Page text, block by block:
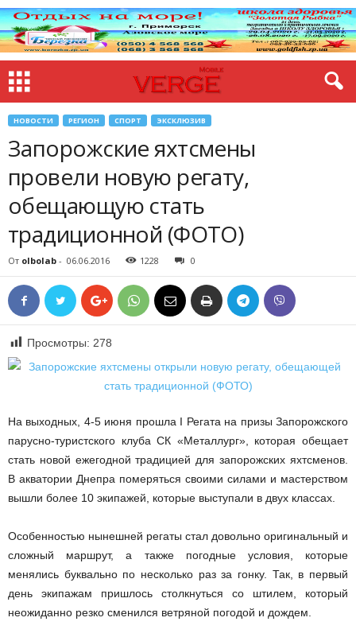
НОВОСТИ РЕГИОН СПОРТ ЭКСКЛЮЗИВ
Запорожские яхтсмены
провели новую регату,
обещающую стать
традиционной (ФОТО)
От olbolab - 06.06.2016 1228 0
Просмотры: 278
На выходных, 4-5 июня прошла І Регата на призы Запорожского
парусно-туристского клуба СК «Металлург», которая обещает
стать новой ежегодной традицией для запорожских яхтсменов.
В акватории Днепра померяться своими силами и мастерством
вышли более 10 экипажей, которые выступали в двух классах.
Особенностью нынешней регаты стал довольно оригинальный и
сложный маршрут, а также погодные условия, которые
менялись буквально по несколько раз за гонку. Так, в первый
день экипажам пришлось столкнуться со штилем, который
неожиданно резко сменился ветряной погодой и дождем.